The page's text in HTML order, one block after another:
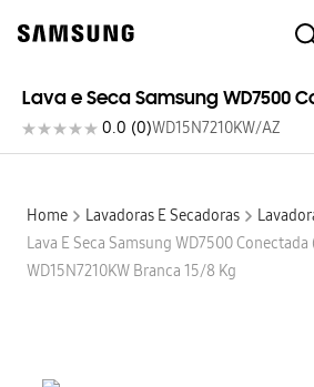
Samsung
0.0 (0)WD15N7210KW/AZ
Home Lavadoras E Secadoras
Lava E Seca Samsung WD7500
WD15N7210KW Branca 15/8 Kg